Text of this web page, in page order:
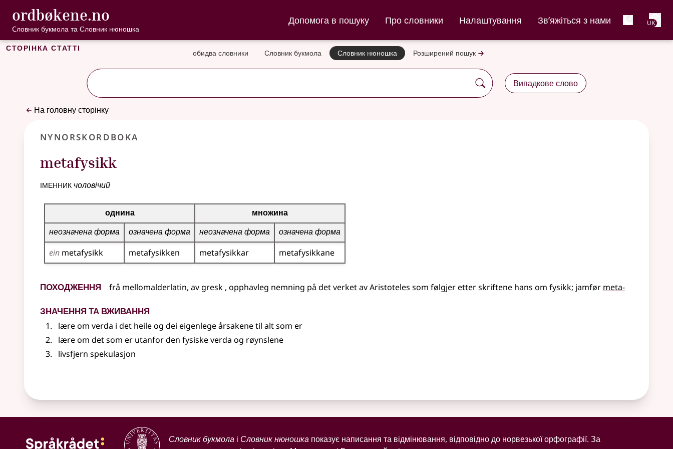
Перейти до основного вмісту
Доступність
ordbøkene.no , Cловник букмола та Словник нюношка
Cловник букмола та Словник нюношка
Допомога в пошуку Про словники Налаштування Зв’яжіться з нами UK
Сторінка статті обидва словники Словник букмола Словник нюношка Розширений пошук
Випадкове слово
На головну сторінку
Nynorskordboka
metafysikk
іменник чоловічий
Таблиця відмінювання для цього іменника
однина
множина
неозначена форма
означена форма неозначена форма
означена форма
ein metafysikk metafysikken metafysikkar metafysikkane
Походження frå mellomalderlatin, av gresk , opphavleg nemning på det verket av Aristoteles som følgjer etter skriftene hans om fysikk; jamfør meta-
Значення та вживання
lære om verda i det heile og dei eigenlege årsakene til alt som er
lære om det som er utanfor den fysiske verda og røynslene
livsfjern spekulasjon
Словник букмола і Словник нюношка показує написання та відмінювання, відповідно до норвезької орфографії. За